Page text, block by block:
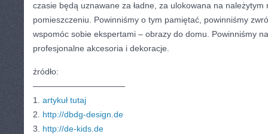
czasie będą uznawane za ładne, za ulokowana na należytym
pomieszczeniu. Powinniśmy o tym pamiętać, powinniśmy
wspomóc sobie ekspertami – obrazy do domu. Powinniśmy
profesjonalne akcesoria i dekoracje.
źródło:
———————————
1. artykuł tutaj
2. http://dbdg-design.de
3. http://de-kids.de